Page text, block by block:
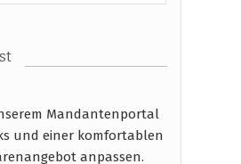
Mandantenportal
und einer komfortablen
anpassen.